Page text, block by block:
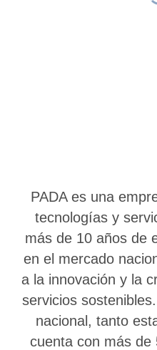
PADA es una
tecnologías y
más de 10 años de
en el mercado
a la innovación y la
servicios
nacional, tanto
cuenta con más de